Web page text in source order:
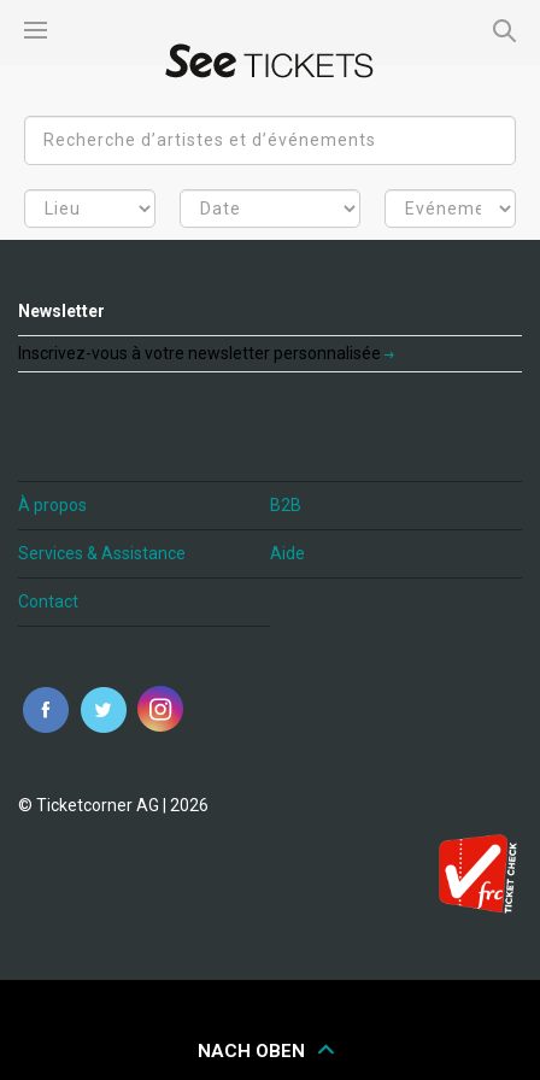
Newsletter
Inscrivez-vous à votre newsletter personnalisée
À propos B2B
Services & Assistance Aide
Contact
fr
© Ticketcorner AG | 2026
NACH OBEN